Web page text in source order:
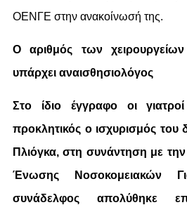
ΟΕΝΓΕ στην ανακοίνωσή της.
Ο αριθμός των
υπάρχει αναισθησιολόγος
Στο ίδιο έγγραφο οι
προκλητικός ο ισχυρισμός του
Πλιόγκα, στη συνάντηση με
Ένωσης Νοσοκομειακών
συνάδελφος απολύθηκε